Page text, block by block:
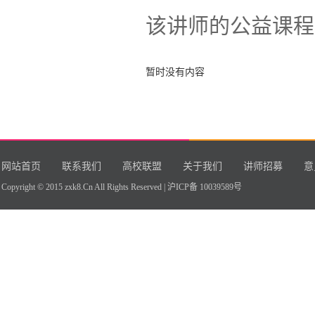
该讲师的公益课程
暂时没有内容
网站首页 联系我们 高校联盟 关于我们 讲师招募
Copyright © 2015 zxk8.Cn All Rights Reserved | 沪ICP备 10039589号